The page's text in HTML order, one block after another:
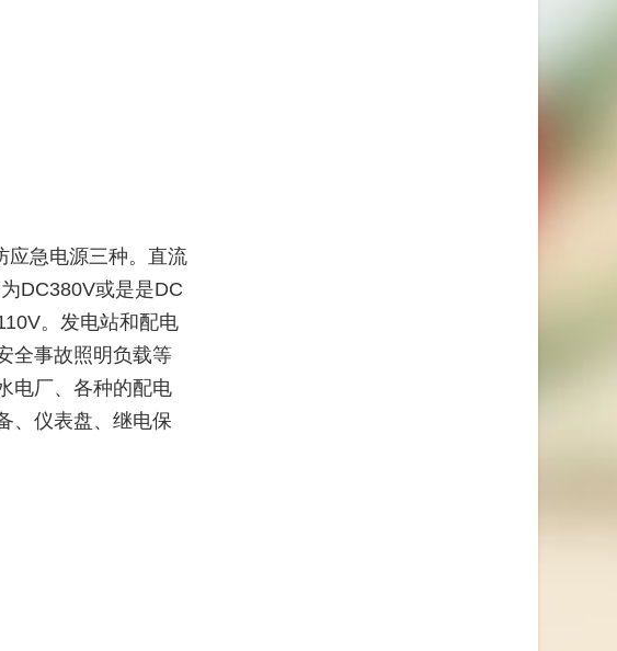
应急电源三种。直流
DC380V或是是DC
。发电站和配电
全事故照明负载等
电厂、各种的配电
、仪表盘、继电保